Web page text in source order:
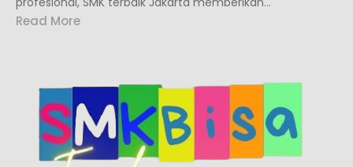
Read More